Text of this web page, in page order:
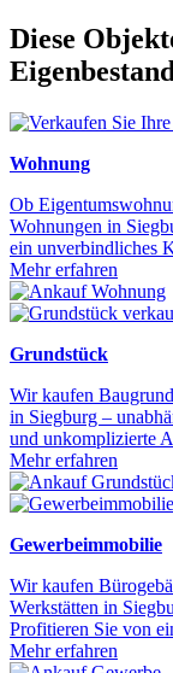
Diese
Wohnung
Ob
Wohnungen in
ein unverbindliches
Mehr erfahren
Grundstück
Wir kaufen
in Siegburg –
und unkomplizierte
Mehr erfahren
Gewerbeimmobilie
Wir kaufen
Werkstätten in
Profitieren Sie von
Mehr erfahren